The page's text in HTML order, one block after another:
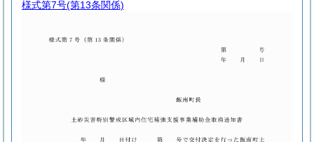
様式第7号(第13条関係)